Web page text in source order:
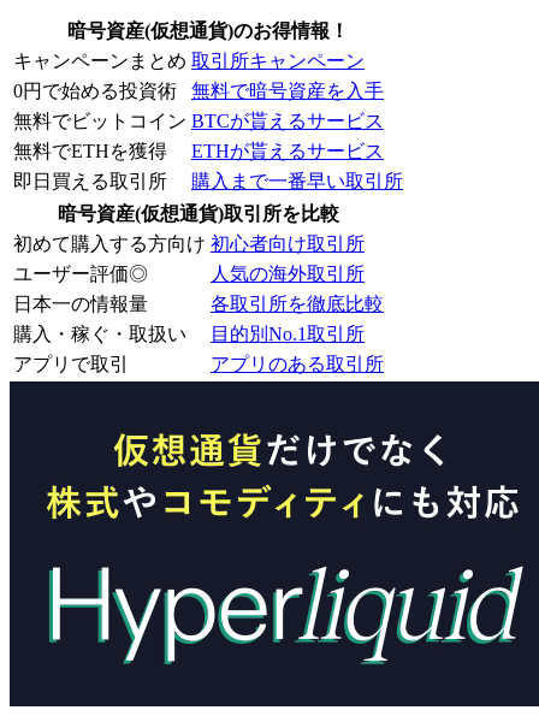
暗号資産(仮想通貨)のお得情報！
キャンペーンまとめ 取引所キャンペーン
0円で始める投資術
無料で暗号資産を入手
無料でビットコイン BTCが貰えるサービス
無料でETHを獲得
ETHが貰えるサービス
即日買える取引所
購入まで一番早い取引所
暗号資産(仮想通貨)取引所を比較
初めて購入する方向け 初心者向け取引所
ユーザー評価◎
人気の海外取引所
日本一の情報量
各取引所を徹底比較
購入・稼ぐ・取扱い
目的別No.1取引所
アプリで取引
アプリのある取引所